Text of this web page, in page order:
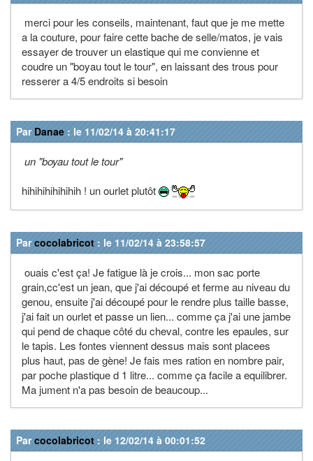
merci pour les conseils, maintenant, faut que je me mette
a la couture, pour faire cette bache de selle/matos, je vais
essayer de trouver un elastique qui me convienne et
coudre un "boyau tout le tour", en laissant des trous pour
resserer a 4/5 endroits si besoin
Par Danae : le 11/02/14 à 20:41:17
un "boyau tout le tour"
hihihihihihihih ! un ourlet plutôt
Parcocolabricot : le 11/02/14 à 23:58:57
ouais c'est ça! Je fatigue là je crois... mon sac porte
grain,cc'est un jean, que j'ai découpé et ferme au niveau du
genou, ensuite j'ai découpé pour le rendre plus taille basse,
j'ai fait un ourlet et passe un lien... comme ça j'ai une jambe
qui pend de chaque côté du cheval, contre les epaules, sur
le tapis. Les fontes viennent dessus mais sont placees
plus haut, pas de gène! Je fais mes ration en nombre pair,
par poche plastique d 1 litre... comme ça facile a equilibrer.
Ma jument n'a pas besoin de beaucoup...
Parcocolabricot : le 12/02/14 à 00:01:52